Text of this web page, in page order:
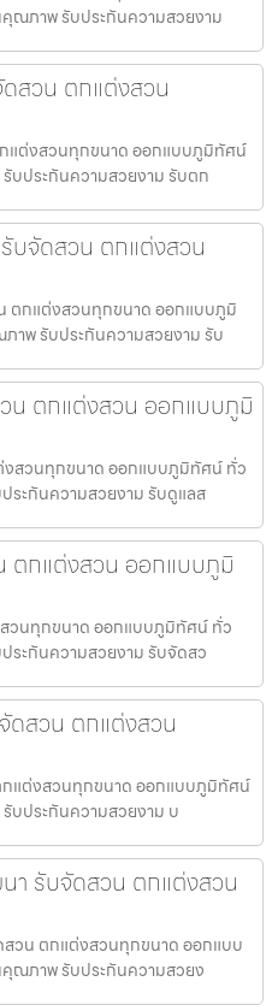
ณภาพ รับประกันความสวยงาม
สวน ตกแต่งสวน
แต่งสวนทุกขนาด ออกแบบภูมิทัศน์
บประกันความสวยงาม รับตก
จัดสวน ตกแต่งสวน
ตกแต่งสวนทุกขนาด ออกแบบภูมิ
าพ รับประกันความสวยงาม รับ
น ตกแต่งสวน ออกแบบภูมิ
สวนทุกขนาด ออกแบบภูมิทัศน์ ทั่ว
ระกันความสวยงาม รับดูแลส
ตกแต่งสวน ออกแบบภูมิ
วนทุกขนาด ออกแบบภูมิทัศน์ ทั่ว
ระกันความสวยงาม รับจัดสว
สวน ตกแต่งสวน
แต่งสวนทุกขนาด ออกแบบภูมิทัศน์
บประกันความสวยงาม บ
รับจัดสวน ตกแต่งสวน
วน ตกแต่งสวนทุกขนาด ออกแบบ
คุณภาพ รับประกันความสวยง